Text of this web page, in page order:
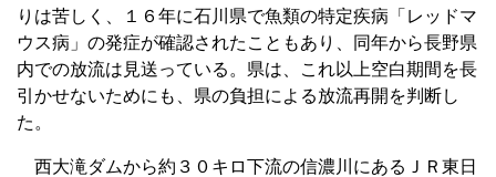
りは苦しく、１６年に石川県で魚類の特定疾病「レッドマ
ウス病」の発症が確認されたこともあり、同年から長野県
内での放流は見送っている。県は、これ以上空白期間を長
引かせないためにも、県の負担による放流再開を判断し
た。
西大滝ダムから約３０キロ下流の信濃川にあるＪＲ東日